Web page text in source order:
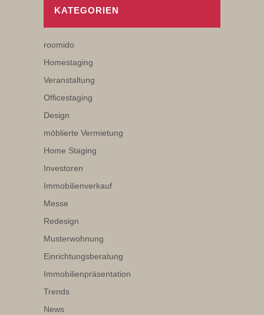
KATEGORIEN
roomido
Homestaging
Veranstaltung
Officestaging
Design
möblierte Vermietung
Home Staging
Investoren
Immobilienverkauf
Messe
Redesign
Musterwohnung
Einrichtungsberatung
Immobilienpräsentation
Trends
News